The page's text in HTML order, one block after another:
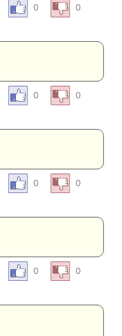
0 0
0 0
0 0
0 0